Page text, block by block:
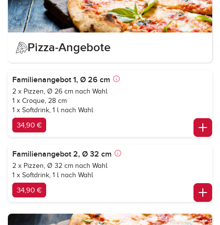
Pizza-Angebote
Familienangebot 1, Ø 26 cm
2 x Pizzen, Ø 26 cm nach Wahl
1 x Croque, 28 cm
1 x Softdrink, 1 l nach Wahl
34,90 €
Familienangebot 2, Ø 32 cm
2 x Pizzen, Ø 32 cm nach Wahl
1 x Softdrink, 1 l nach Wahl
34,90 €